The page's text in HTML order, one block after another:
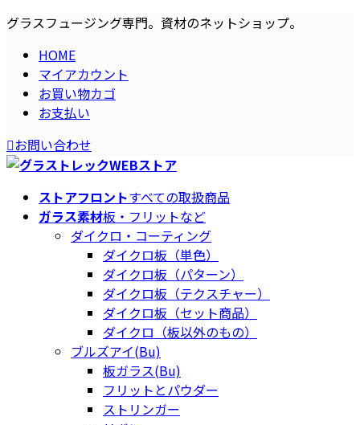
コ
ス
キ
ナ
ン
に
グラスフュージング専門。資材のネットショップ。
HOME
マイアカウント
お買い物カゴ
お支払い
お問い合わせ
ストアフロントすべての取扱商品
ガラス素材板・フリットなど
ダイクロ・コーティング
ダイクロ板（単色）
ダイクロ板（パターン）
ダイクロ板（テクスチャー）
ダイクロ板（セット商品）
ダイクロ（板以外のもの）
ブルズアイ(Bu)
板ガラス(Bu)
フリットとパウダー
ストリンガー